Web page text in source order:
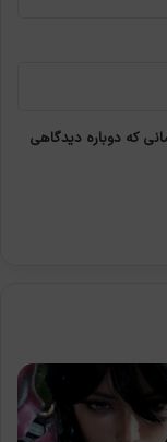
که دوباره دیدگاهی